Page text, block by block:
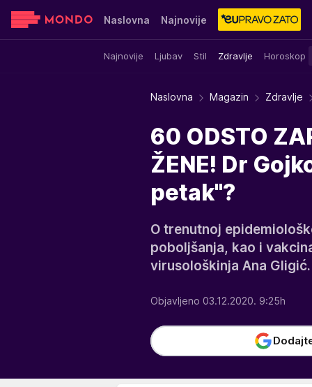
Naslovna Najnovije
Najnovije Ljubav Stil Zdravlje Horoskop
Sensa Stvar ukusa Yumama
Naslovna Magazin Zdravlje
60 ODSTO
ŽENE! Dr
petak"?
O trenutnoj
poboljšanja, kao i
virusološkinja Ana Gligić.
Objavljeno 03.12.2020. 9:25h